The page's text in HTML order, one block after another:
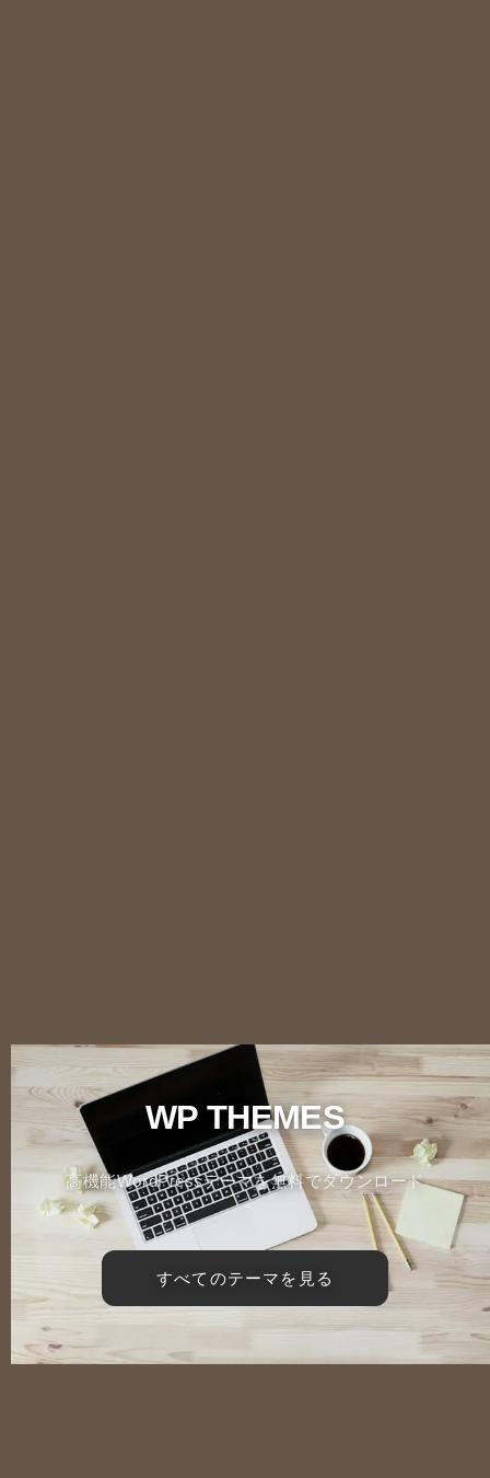
WP THEMES
高機能WordPressテーマを無料でダウンロード
すべてのテーマを見る